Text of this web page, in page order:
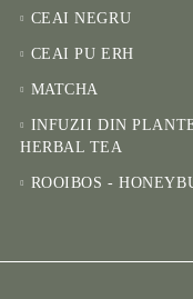
CEAI NEGRU
CEAI PU ERH
MATCHA
INFUZII DIN
HERBAL TEA
ROOIBOS -